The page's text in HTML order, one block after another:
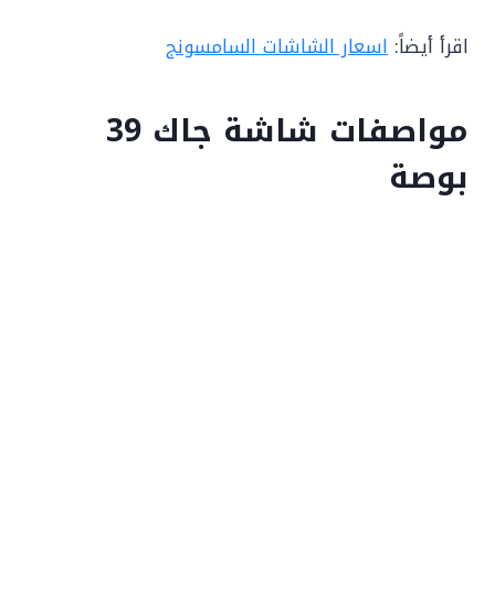
اقرأ أيضاً: اسعار الشاشات السامسونج
مواصفات شاشة جاك 39
بوصة